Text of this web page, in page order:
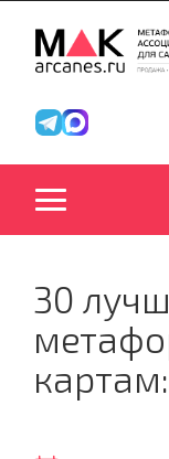
30